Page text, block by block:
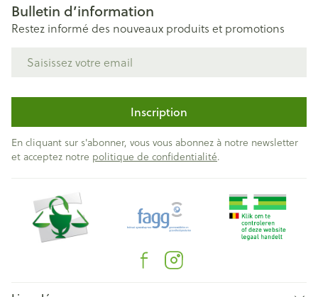
Bulletin d’information
Restez informé des nouveaux produits et promotions
Inscription
En cliquant sur s'abonner, vous vous abonnez à notre newsletter
et acceptez notre politique de confidentialité.